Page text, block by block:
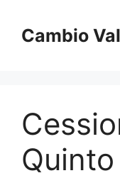
contenuto
Cambio